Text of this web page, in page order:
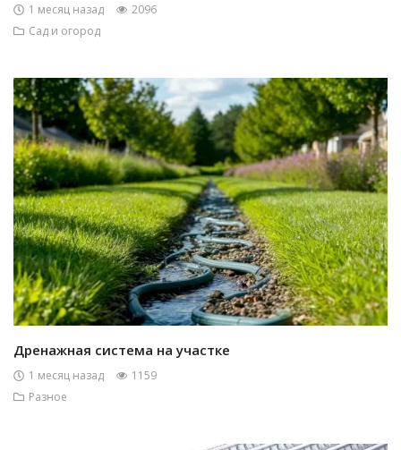
1 месяц назад
2096
Сад и огород
Дренажная система на участке
1 месяц назад
1159
Разное